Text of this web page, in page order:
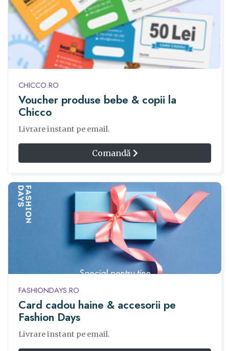
CHICCO.RO
Voucher produse bebe & copii la
Chicco
Livrare instant pe email.
Comandă
FASHIONDAYS.RO
Card cadou haine & accesorii pe
Fashion Days
Livrare instant pe email.